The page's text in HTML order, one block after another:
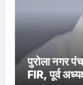
पुरोला नगर
FIR, पूर्व